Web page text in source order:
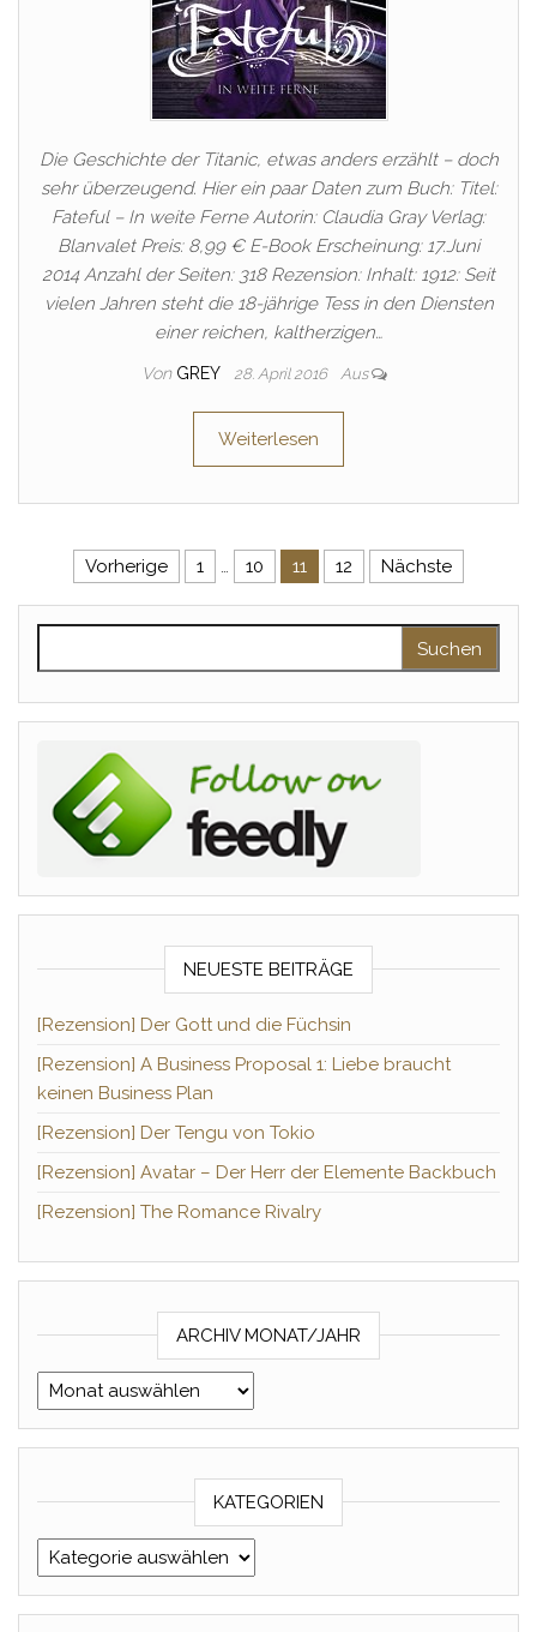
Die Geschichte der Titanic, etwas anders erzählt – doch
sehr überzeugend. Hier ein paar Daten zum Buch: Titel:
Fateful – In weite Ferne Autorin: Claudia Gray Verlag:
Blanvalet Preis: 8,99 € E-Book Erscheinung: 17.Juni
2014 Anzahl der Seiten: 318 Rezension: Inhalt: 1912: Seit
vielen Jahren steht die 18-jährige Tess in den Diensten
einer reichen, kaltherzigen…
Von GREY 28. April 2016 Aus
Weiterlesen
Seitennummerierung der
Vorherige 1 … 10 11 12 Nächste
NEUESTE BEITRÄGE
[Rezension] Der Gott und die Füchsin
[Rezension] A Business Proposal 1: Liebe braucht
keinen Business Plan
[Rezension] Der Tengu von Tokio
[Rezension] Avatar – Der Herr der Elemente Backbuch
[Rezension] The Romance Rivalry
ARCHIV MONAT/JAHR
Archiv Monat/Jahr
KATEGORIEN
Kategorien